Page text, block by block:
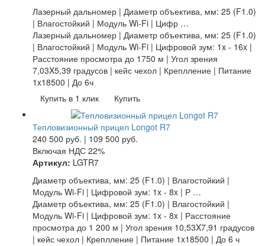
Лазерный дальномер | Диаметр объектива, мм: 25 (F1.0)
| Влагостойкий | Модуль Wi-Fi | Цифр …
Лазерный дальномер | Диаметр объектива, мм: 25 (F1.0)
| Влагостойкий | Модуль Wi-Fi | Цифровой зум: 1x - 16x |
Расстояние просмотра до 1750 м | Угол зрения
7,03X5,39 градусов | кейс чехол | Креплление | Питание
1x18500 | До 6ч
Купить в 1 клик
Купить
Тепловизионный прицел Longot R7
240 500 руб. | 109 500 руб.
Включая НДС 22%
Артикул: LGTR7
Диаметр объектива, мм: 25 (F1.0) | Влагостойкий |
Модуль Wi-Fi | Цифровой зум: 1x - 8x | Р …
Диаметр объектива, мм: 25 (F1.0) | Влагостойкий |
Модуль Wi-Fi | Цифровой зум: 1x - 8x | Расстояние
просмотра до 1 200 м | Угол зрения 10,53X7,91 градусов
| кейс чехол | Креплление | Питание 1x18500 | До 6 ч